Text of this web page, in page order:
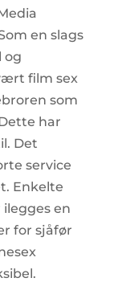
en slags
og
film sex
som
har
Det
service
Enkelte
en
for sjåfør